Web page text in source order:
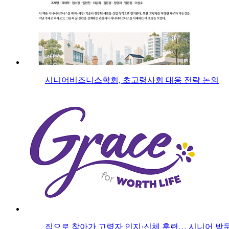
시니어비즈니스학회, 초고령사회 대응 전략 논의
집으로 찾아가 고령자 인지·신체 훈련… 시니어 방